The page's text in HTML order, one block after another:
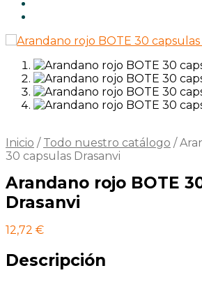
Tofu
vinagres y condimentos
Zumos
Inicio / Todo nuestro catálogo /
30 capsulas Drasanvi
Arandano rojo BOTE
Drasanvi
12,72 €
Descripción